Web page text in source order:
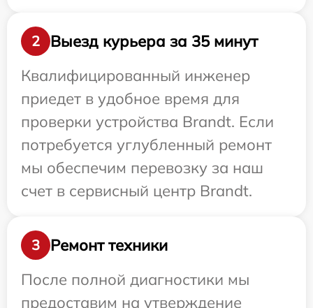
2
Выезд курьера за 35 минут
Квалифицированный инженер
приедет в удобное время для
проверки устройства Brandt. Если
потребуется углубленный ремонт
мы обеспечим перевозку за наш
счет в сервисный центр Brandt.
3
Ремонт техники
После полной диагностики мы
предоставим на утверждение